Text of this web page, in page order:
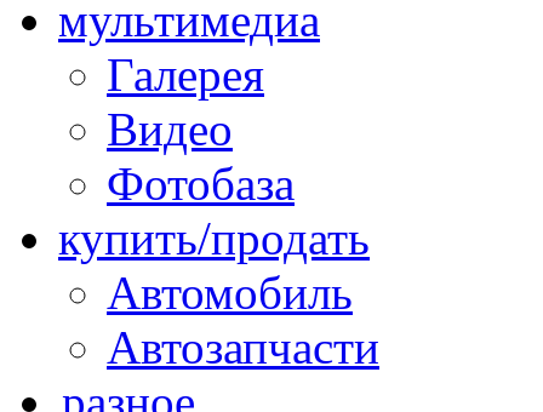
мультимедиа
Галерея
Видео
Фотобаза
купить/продать
Автомобиль
Автозапчасти
разное